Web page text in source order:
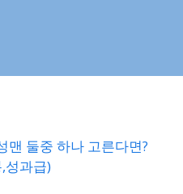
맨 둘중 하나 고른다면?
성과급)